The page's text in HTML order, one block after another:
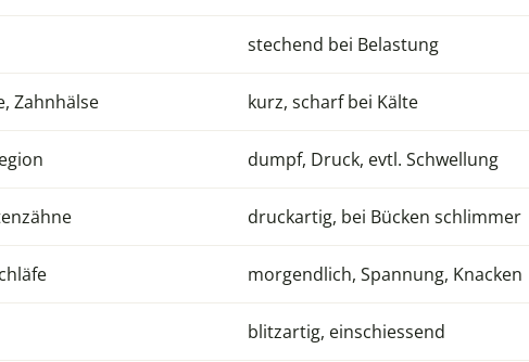
stechend bei Belastung
Zahnhälse kurz, scharf bei Kälte
dumpf, Druck, evtl. Schwellung
druckartig, bei Bücken schlimmer
morgendlich, Spannung, Knacken
blitzartig, einschiessend